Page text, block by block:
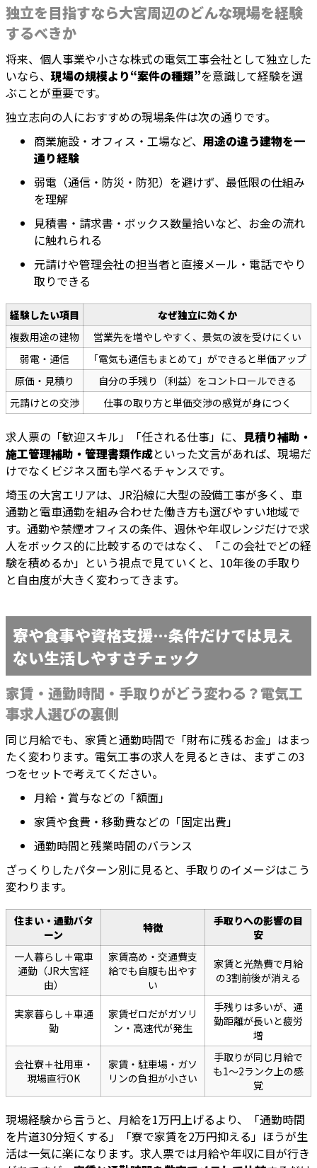
独立を目指すなら大宮周辺のどんな現場を経験
するべきか
将来、個人事業や小さな株式の電気工事会社として独立した
いなら、現場の規模より“案件の種類”を意識して経験を選
ぶことが重要です。
独立志向の人におすすめの現場条件は次の通りです。
商業施設・オフィス・工場など、 用途の違う建物を一
通り経験
弱電（通信・防災・防犯）を避けず、最低限の仕組み
を理解
見積書・請求書・ボックス数量拾いなど、お金の流れ
に触れられる
元請けや管理会社の担当者と直接メール・電話でやり
取りできる
経験したい項目
なぜ独立に効くか
複数用途の建物
営業先を増やしやすく、景気の波を受けにくい
弱電・通信
「電気も通信もまとめて」ができると単価アップ
原価・見積り
自分の手残り（利益）をコントロールできる
元請けとの交渉
仕事の取り方と単価交渉の感覚が身につく
求人票の「歓迎スキル」「任される仕事」に、 見積り補助・
施工管理補助・管理書類作成といった文言があれば、現場だ
けでなくビジネス面も学べるチャンスです。
埼玉の大宮エリアは、JR沿線に大型の設備工事が多く、車
通勤と電車通勤を組み合わせた働き方も選びやすい地域で
す。通勤や禁煙オフィスの条件、週休や年収レンジだけで求
人をボックス的に比較するのではなく、「この会社でどの経
験を積めるか」という視点で見ていくと、10年後の手取り
と自由度が大きく変わってきます。
寮や食事や資格支援…条件だけでは見え
ない生活しやすさチェック
家賃・通勤時間・手取りがどう変わる？電気工
事求人選びの裏側
同じ月給でも、家賃と通勤時間で「財布に残るお金」はまっ
たく変わります。電気工事の求人を見るときは、まずこの3
つをセットで考えてください。
月給・賞与などの「額面」
家賃や食費・移動費などの「固定出費」
通勤時間と残業時間のバランス
ざっくりしたパターン別に見ると、手取りのイメージはこう
変わります。
住まい・通勤パタ
ーン
特徴
手取りへの影響の目
安
一人暮らし＋電車
通勤（JR大宮経
由）
家賃高め・交通費支
給でも自腹も出やす
い
家賃と光熱費で月給
の3割前後が消える
実家暮らし＋車通
勤
家賃ゼロだがガソリ
ン・高速代が発生
手残りは多いが、通
勤距離が長いと疲労
増
会社寮＋社用車・
現場直行OK
家賃・駐車場・ガソ
リンの負担が小さい
手取りが同じ月給で
も1〜2ランク上の感
覚
現場経験から言うと、月給を1万円上げるより、「通勤時間
を片道30分短くする」「寮で家賃を2万円抑える」ほうが生
活は一気に楽になります。求人票では月給や年収に目が行き